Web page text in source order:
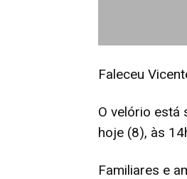
Faleceu
O velório está
hoje (8), às
Familiares e